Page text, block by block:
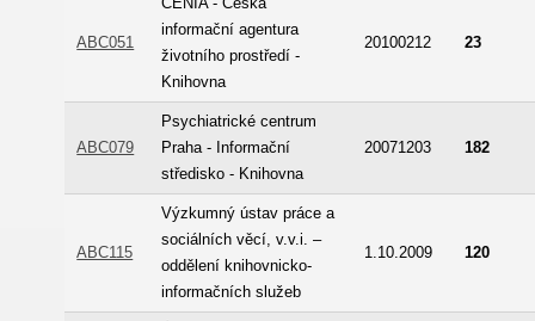
ABC051
informační agentura
životního prostředí -
Knihovna
20100212 23
ABC079
Psychiatrické centrum
Praha - Informační
středisko - Knihovna
20071203 182
ABC115
Výzkumný ústav práce a
sociálních věcí, v.v.i. –
oddělení knihovnicko-
informačních služeb
1.10.2009 120